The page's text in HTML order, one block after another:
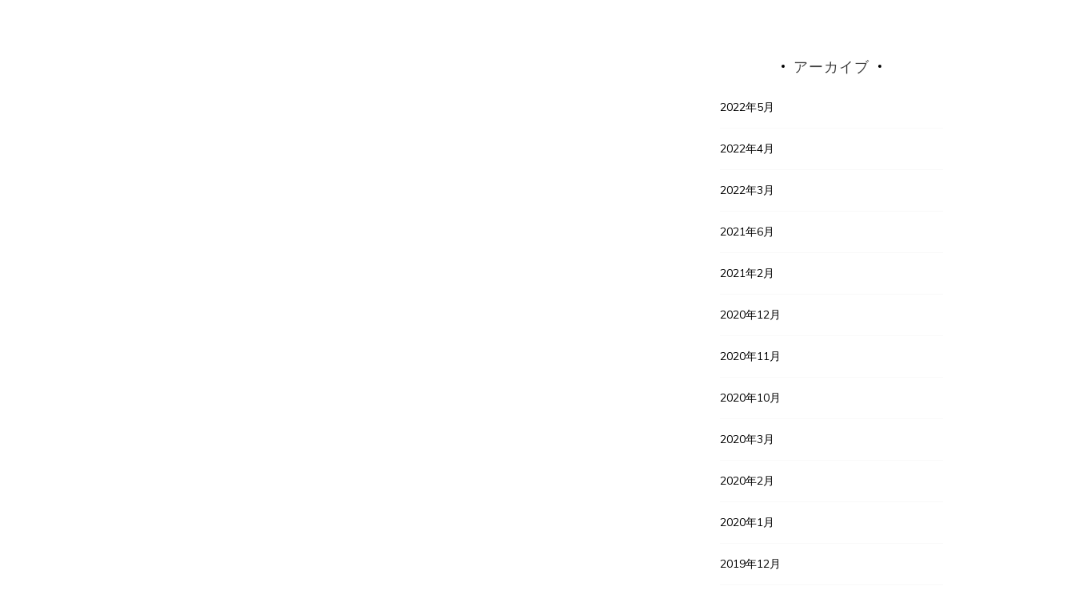
アーカイブ
2022年5月
2022年4月
2022年3月
2021年6月
2021年2月
2020年12月
2020年11月
2020年10月
2020年3月
2020年2月
2020年1月
2019年12月